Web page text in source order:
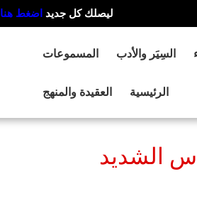
ليصلك كل جديد اضغط هنا
المسموعات السِيَر والأدب
العقيدة والمنهج الرئيسية
الشديد